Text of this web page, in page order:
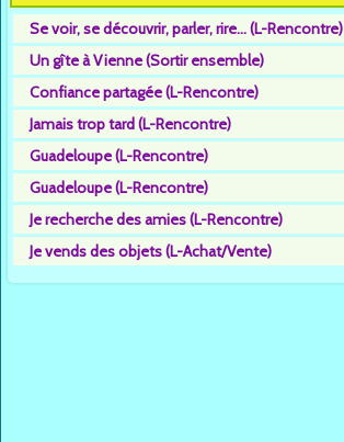
Se voir, se découvrir, parler, rire... (L-Rencontre)
Un gîte à Vienne (Sortir ensemble)
Confiance partagée (L-Rencontre)
Jamais trop tard (L-Rencontre)
Guadeloupe (L-Rencontre)
Guadeloupe (L-Rencontre)
Je recherche des amies (L-Rencontre)
Je vends des objets (L-Achat/Vente)